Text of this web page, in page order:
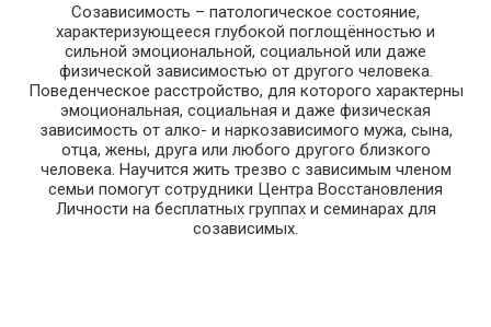
Созависимость – патологическое состояние,
характеризующееся глубокой поглощённостью и
сильной эмоциональной, социальной или даже
физической зависимостью от другого человека.
Поведенческое расстройство, для которого характерны
эмоциональная, социальная и даже физическая
зависимость от алко- и наркозависимого мужа, сына,
отца, жены, друга или любого другого близкого
человека. Научится жить трезво с зависимым членом
семьи помогут сотрудники Центра Восстановления
Личности на бесплатных группах и семинарах для
созависимых.